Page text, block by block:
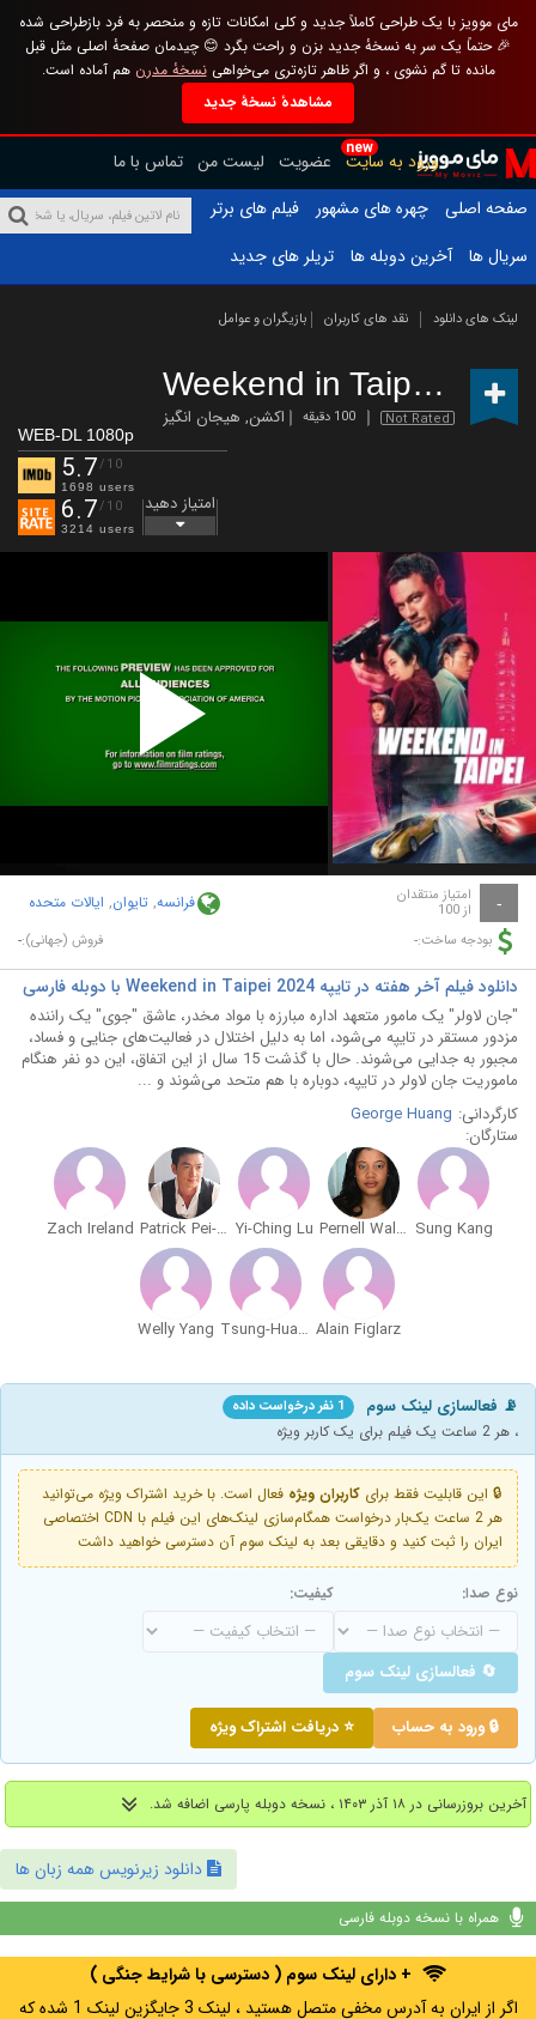
مای موویز با یک طراحی کاملاً جدید و کلی امکانات تازه و منحصر به فرد بازطراحی شده
🎉 حتماً یک سر به نسخهٔ جدید بزن و راحت بگرد 😊 چیدمان صفحهٔ اصلی مثل قبل
مانده تا گم نشوی ، و اگر ظاهر تازه‌تری می‌خواهینسخهٔ مدرن هم آماده است.
مشاهدهٔ نسخهٔ جدید
new
ورود به سایت عضویت لیست من تماس با ما
صفحه اصلی
چهره های مشهور
فیلم های برتر
سریال ها
آخرین دوبله ها تریلر های جدید
لینک های دانلود نقد های کاربران بازیگران و عوامل
Weekend in Taipei (2024)
Not Rated 100 دقیقه اکشن, هیجان انگیز
WEB-DL 1080p
5.7/10
1698 users
6.7/10
3214 users
امتیاز دهید
Play
Video
- امتیاز منتقدان
از 100 فرانسه, تایوان, ایالات متحده
بودجه ساخت:- فروش (جهانی):-
دانلود فیلم آخر هفته در تایپه Weekend in Taipei 2024 با دوبله فارسی
"جان لاولر" یک مامور متعهد اداره مبارزه با مواد مخدر، عاشق "جوی" یک راننده
مزدور مستقر در تایپه می‌شود، اما به دلیل اختلال در فعالیت‌های جنایی و فساد،
مجبور به جدایی می‌شوند. حال با گذشت 15 سال از این اتفاق، این دو نفر هنگام
ماموریت جان لاولر در تایپه، دوباره با هم متحد می‌شوند و ...
کارگردانی: George Huang
ستارگان:
Sung Kang
Pernell Walker
Yi-Ching Lu
Patrick Pei-hsu Lee
Zach Ireland
Alain Figlarz
Tsung-Hua To
Welly Yang
📡 فعالسازی لینک سوم 1 نفر درخواست داده
، هر 2 ساعت یک فیلم برای یک کاربر ویژه
🔒 این قابلیت فقط برای کاربران ویژه فعال است. با خرید اشتراک ویژه می‌توانید
هر 2 ساعت یک‌بار درخواست همگام‌سازی لینک‌های این فیلم با CDN اختصاصی
ایران را ثبت کنید و دقایقی بعد به لینک سوم آن دسترسی خواهید داشت
نوع صدا: کیفیت:
🔄 فعالسازی لینک سوم
🔒 ورود به حساب ⭐ دریافت اشتراک ویژه
آخرین بروزرسانی در ۱۸ آذر ۱۴۰۳ ، نسخه دوبله پارسی اضافه شد.
دانلود زیرنویس همه زبان ها
همراه با نسخه دوبله فارسی
+ دارای لینک سوم ( دسترسی با شرایط جنگی )
اگر از ایران به آدرس مخفی متصل هستید ، لینک 3 جایگزین لینک 1 شده که